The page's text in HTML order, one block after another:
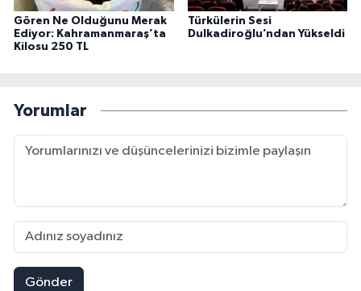
Gören Ne Olduğunu Merak
Ediyor: Kahramanmaraş’ta
Kilosu 250 TL
Türkülerin Sesi
Dulkadiroğlu’ndan Yükseldi
Yorumlar
Gönder